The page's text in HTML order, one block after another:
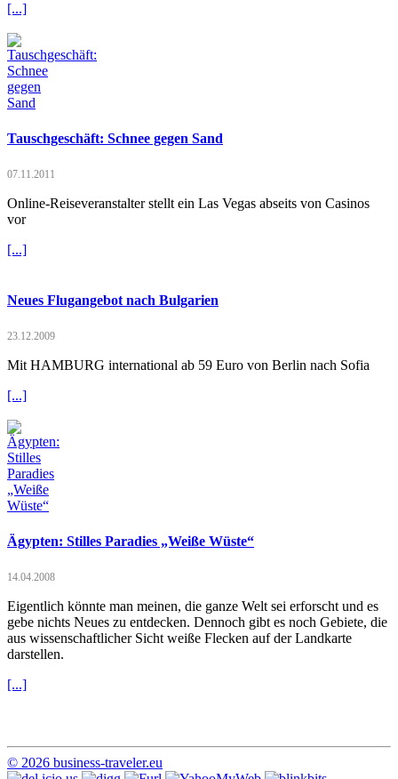
[...]
Tauschgeschäft: Schnee gegen Sand
07.11.2011
Online-Reiseveranstalter stellt ein Las Vegas abseits von Casinos
vor
[...]
Neues Flugangebot nach Bulgarien
23.12.2009
Mit HAMBURG international ab 59 Euro von Berlin nach Sofia
[...]
Ägypten: Stilles Paradies „Weiße Wüste“
14.04.2008
Eigentlich könnte man meinen, die ganze Welt sei erforscht und es
gebe nichts Neues zu entdecken. Dennoch gibt es noch Gebiete, die
aus wissenschaftlicher Sicht weiße Flecken auf der Landkarte
darstellen.
[...]
© 2026 business-traveler.eu